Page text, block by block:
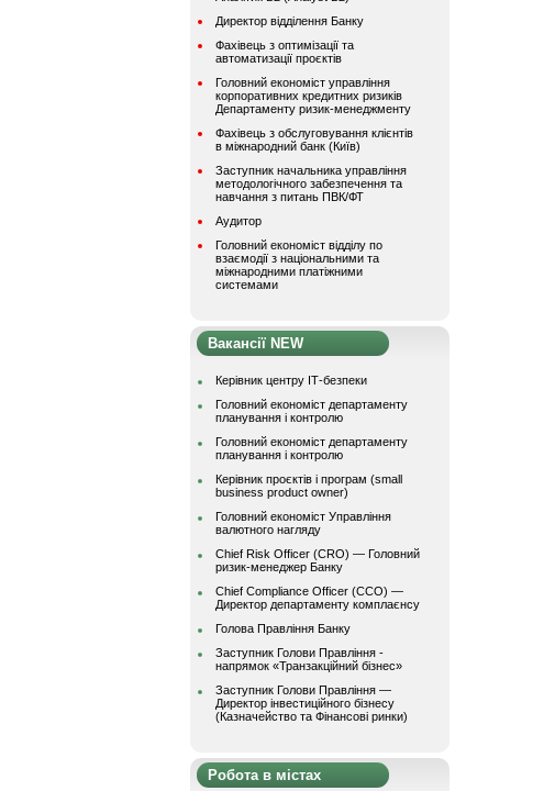
Директор відділення Банку
Фахівець з оптимізації та
автоматизації проєктів
Головний економіст управління
корпоративних кредитних ризиків
Департаменту ризик-менеджменту
Фахівець з обслуговування клієнтів
в міжнародний банк (Київ)
Заступник начальника управління
методологічного забезпечення та
навчання з питань ПВК/ФТ
Аудитор
Головний економіст відділу по
взаємодії з національними та
міжнародними платіжними
системами
Вакансії NEW
Керівник центру ІТ-безпеки
Головний економіст департаменту
планування і контролю
Головний економіст департаменту
планування і контролю
Керівник проєктів і програм (small
business product owner)
Головний економіст Управління
валютного нагляду
Chief Risk Officer (CRO) — Головний
ризик-менеджер Банку
Chief Compliance Officer (CCO) —
Директор департаменту комплаєнсу
Голова Правління Банку
Заступник Голови Правління -
напрямок «Транзакційний бізнес»
Заступник Голови Правління —
Директор інвестиційного бізнесу
(Казначейство та Фінансові ринки)
Робота в містах